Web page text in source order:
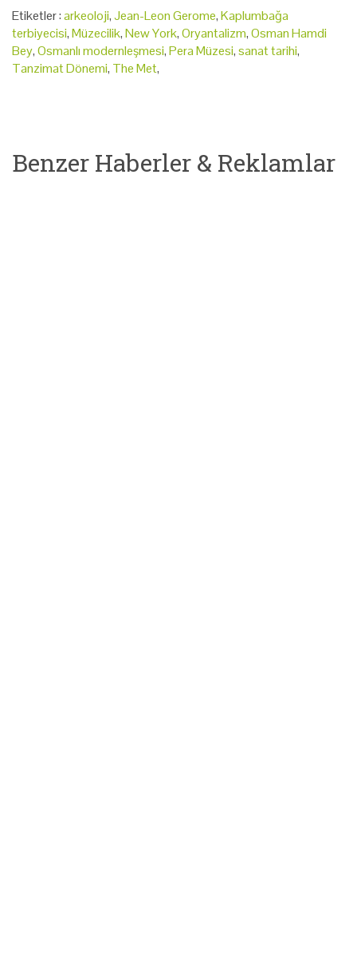
Etiketler :arkeoloji,Jean-Leon Gerome,Kaplumbağa
terbiyecisi,Müzecilik,New York,Oryantalizm,Osman Hamdi
Bey,Osmanlı modernleşmesi,Pera Müzesi,sanat tarihi,
Tanzimat Dönemi, The Met,
Benzer Haberler & Reklamlar